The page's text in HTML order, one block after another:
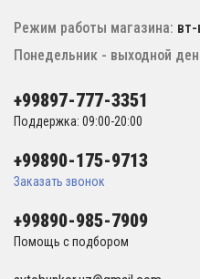
Режим работы магазина:
Понедельник - выходной
+99897-777-3351
Поддержка: 09:00-20:00
+99890-175-9713
Заказать звонок
+99890-985-7909
Помощь с подбором